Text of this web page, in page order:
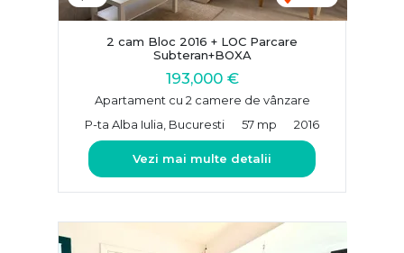
2 cam Bloc 2016 + LOC Parcare
Subteran+BOXA
193,000 €
Apartament cu 2 camere de vânzare
P-ta Alba Iulia, Bucuresti
57 mp 2016
Vezi mai multe detalii